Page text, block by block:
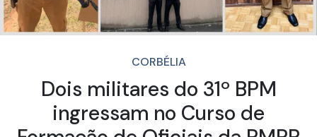
CORBÉLIA
Dois militares do 31º BPM
ingressam no Curso de